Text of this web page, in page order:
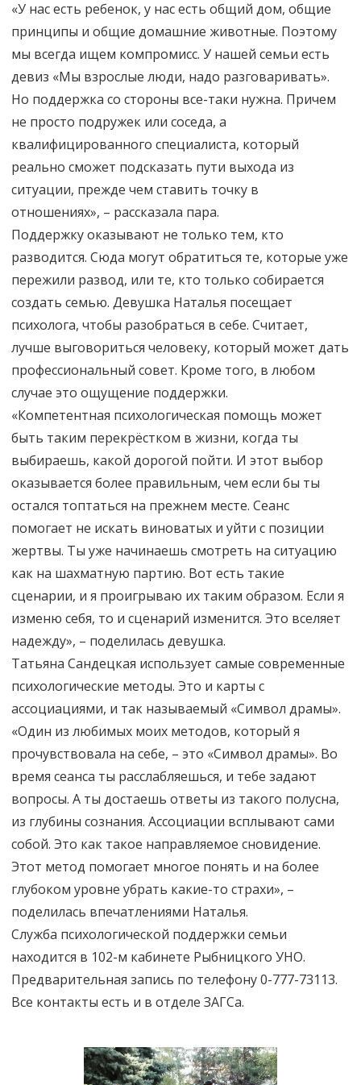
«У нас есть ребенок, у нас есть общий дом, общие
принципы и общие домашние животные. Поэтому
мы всегда ищем компромисс. У нашей семьи есть
девиз «Мы взрослые люди, надо разговаривать».
Но поддержка со стороны все-таки нужна. Причем
не просто подружек или соседа, а
квалифицированного специалиста, который
реально сможет подсказать пути выхода из
ситуации, прежде чем ставить точку в
отношениях», – рассказала пара.
Поддержку оказывают не только тем, кто
разводится. Сюда могут обратиться те, которые уже
пережили развод, или те, кто только собирается
создать семью. Девушка Наталья посещает
психолога, чтобы разобраться в себе. Считает,
лучше выговориться человеку, который может дать
профессиональный совет. Кроме того, в любом
случае это ощущение поддержки.
«Компетентная психологическая помощь может
быть таким перекрёстком в жизни, когда ты
выбираешь, какой дорогой пойти. И этот выбор
оказывается более правильным, чем если бы ты
остался топтаться на прежнем месте. Сеанс
помогает не искать виноватых и уйти с позиции
жертвы. Ты уже начинаешь смотреть на ситуацию
как на шахматную партию. Вот есть такие
сценарии, и я проигрываю их таким образом. Если я
изменю себя, то и сценарий изменится. Это вселяет
надежду», – поделилась девушка.
Татьяна Сандецкая использует самые современные
психологические методы. Это и карты с
ассоциациями, и так называемый «Символ драмы».
«Один из любимых моих методов, который я
прочувствовала на себе, – это «Символ драмы». Во
время сеанса ты расслабляешься, и тебе задают
вопросы. А ты достаешь ответы из такого полусна,
из глубины сознания. Ассоциации всплывают сами
собой. Это как такое направляемое сновидение.
Этот метод помогает многое понять и на более
глубоком уровне убрать какие-то страхи», –
поделилась впечатлениями Наталья.
Служба психологической поддержки семьи
находится в 102-м кабинете Рыбницкого УНО.
Предварительная запись по телефону 0-777-73113.
Все контакты есть и в отделе ЗАГСа.